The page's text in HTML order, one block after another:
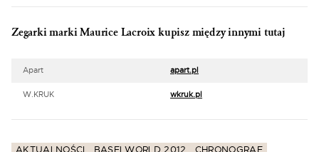
Zegarki marki Maurice Lacroix kupisz między innymi tutaj
Apart apart.pl
W.KRUK wkruk.pl